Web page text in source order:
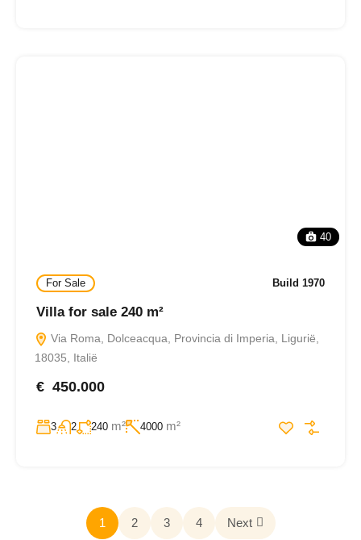
40
For Sale Build 1970
Villa for sale 240 m²
Via Roma, Dolceacqua, Provincia di Imperia, Ligurië,
18035, Italië
€ 450.000
3 2 240 m² 4000 m²
1 2 3 4 Next